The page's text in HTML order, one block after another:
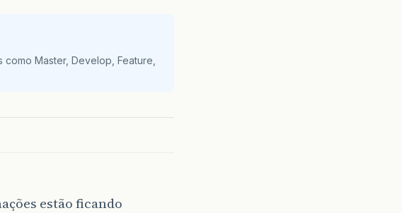
Master, Develop, Feature,
estão ficando